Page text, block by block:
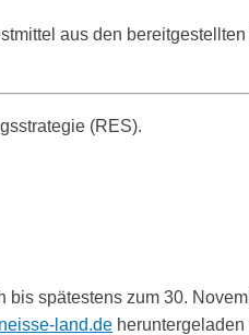
aus den
(RES).
bis spätestens zum 30.
land.de heruntergeladen